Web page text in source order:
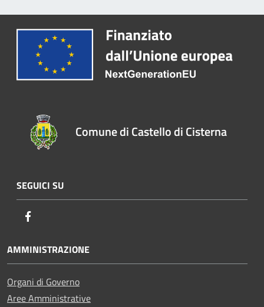
Comune di Castello di Cisterna
SEGUICI SU
AMMINISTRAZIONE
Organi di Governo
Aree Amministrative